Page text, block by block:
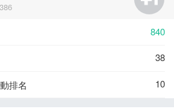
386
840
38
排名 10